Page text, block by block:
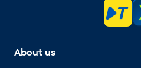
About us